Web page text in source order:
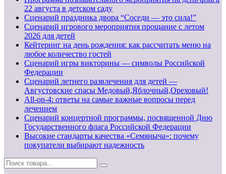
22 августа в детском саду
Сценарий праздника двора “Соседи — это сила!”
Сценарий игрового мероприятия прощание с летом
2026 для детей
Кейтеринг на день рождения: как рассчитать меню на
любое количество гостей
Сценарий игры викторины — символы Российской
Федерации
Сценарий летнего развлечения для детей —
Августовские спасы Медовый,Яблочный,Ореховый!
All-on-4: ответы на самые важные вопросы перед
лечением
Сценарий концертной программы, посвященной Дню
Государственного флага Российской Федерации
Высокие стандарты качества «Семяныча»: почему
покупатели выбирают надежность